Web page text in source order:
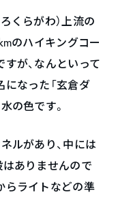
くらがわ）上流の
のハイキングコー
が、なんといって
なった「玄倉ダ
の色です。
ルがあり、中には
ありませんので
らライトなどの準